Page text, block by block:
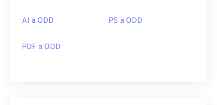
AI a ODD PS a ODD
PDF a ODD